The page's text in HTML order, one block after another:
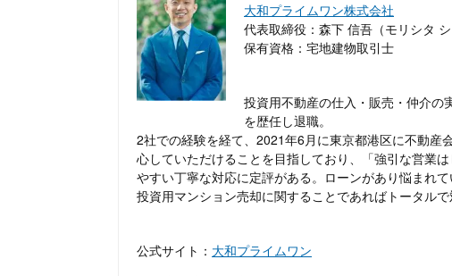
大和プライムワン株式会社
代表取締役：森下 信吾（モリシタ シ
保有資格：宅地建物取引士
投資用不動産の仕入・販売・仲介の
を歴任し退職。
2社での経験を経て、2021年6月に東京都港区に不動産
心していただけることを目指しており、「強引な営業
やすい丁寧な対応に定評がある。ローンがあり悩まれ
投資用マンション売却に関することであればトータルで
公式サイト： 大和プライムワン